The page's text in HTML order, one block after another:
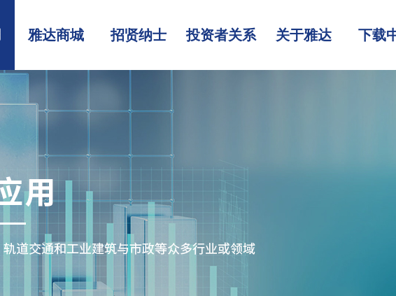
雅达商城 招贤纳士 投资者关系 关于雅达 下载